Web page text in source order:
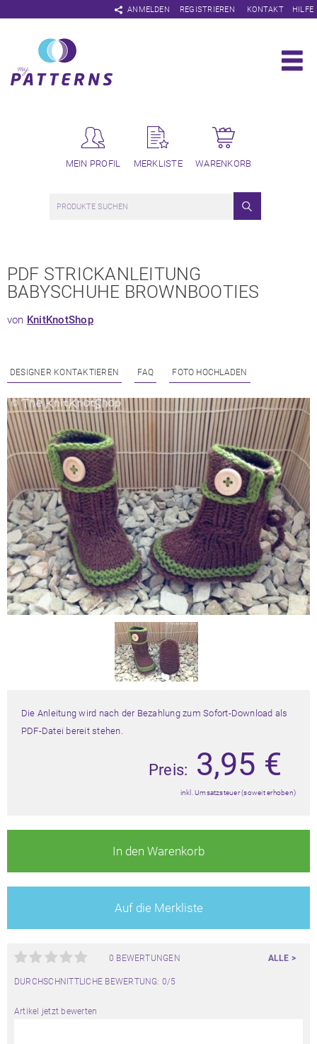
ANMELDEN
Navigation
überspringen
REGISTRIEREN KONTAKT HILFE
MEIN PROFIL MERKLISTE WARENKORB
PDF STRICKANLEITUNG
BABYSCHUHE BROWNBOOTIES
von KnitKnotShop
DESIGNER KONTAKTIEREN FAQ FOTO HOCHLADEN
Die Anleitung wird nach der Bezahlung zum Sofort-Download als
PDF-Datei bereit stehen.
Preis: 3,95 €
inkl. Umsatzsteuer (soweit erhoben)
In den Warenkorb
Auf die Merkliste
0 BEWERTUNGEN ALLE >
DURCHSCHNITTLICHE BEWERTUNG: 0/5
Artikel jetzt bewerten